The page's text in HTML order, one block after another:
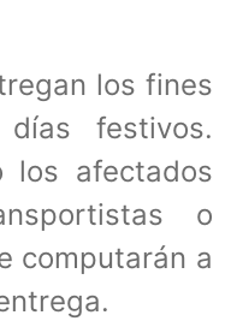
los fines
festivos.
los afectados
o
computarán a